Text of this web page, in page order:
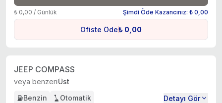
₺ 0,00 / Günlük Şimdi Öde Kazancınız: ₺ 0,00
Ofiste Öde₺ 0,00
JEEP COMPASS
veya benzeriÜst
Benzin
Otomatik Detayı Gör